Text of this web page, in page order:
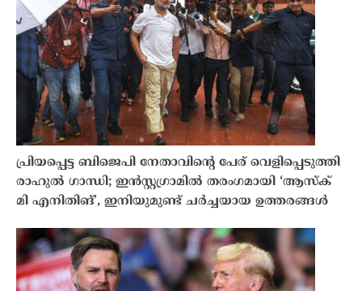
പ്രിയപ്പെട്ട ബിജെപി നേതാവിൻ്റെ പേര് വെളിപ്പെടുത്തി
രാഹുൽ ഗാന്ധി; ഇൻസ്റ്റഗ്രാമിൽ തരംഗമായി ‘ആസ്ക്
മി എനിതിങ്’, ഇനിയുമുണ്ട് ചർച്ചയായ ഉത്തരങ്ങൾ